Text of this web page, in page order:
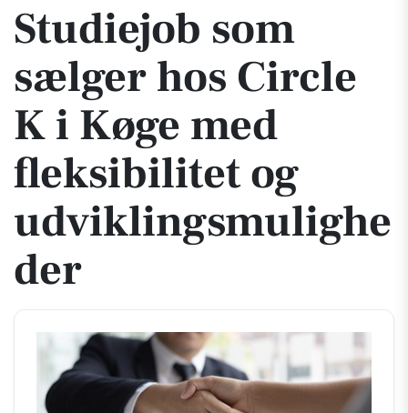
Studiejob som
sælger hos Circle
K i Køge med
fleksibilitet og
udviklingsmulighe
der